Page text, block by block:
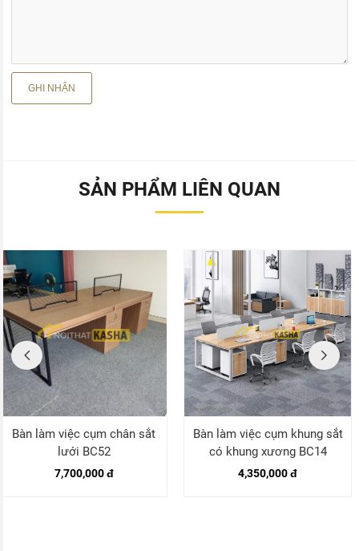
SẢN PHẨM LIÊN QUAN
Bàn làm việc cụm chân sắt
lưới BC52
7,700,000 đ
Bàn làm việc cụm khung sắt
có khung xương BC14
4,350,000 đ